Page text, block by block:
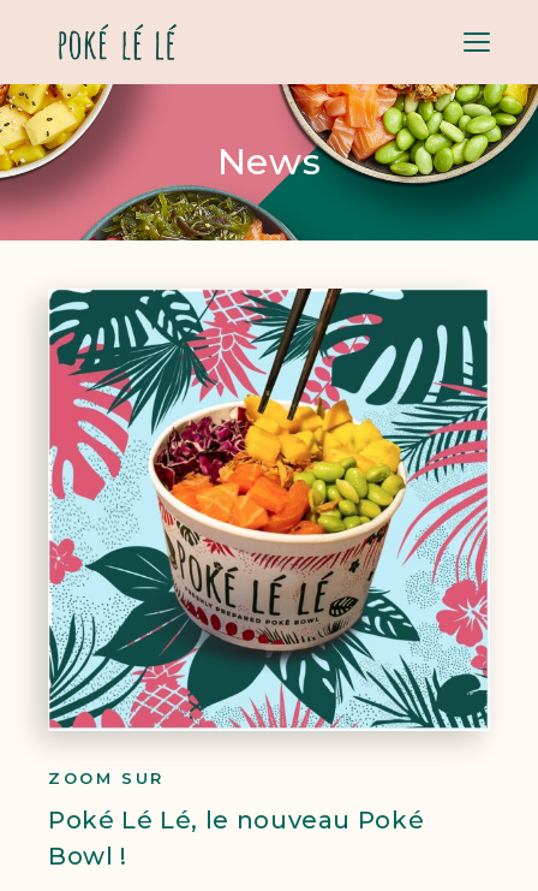
Menu
News
ZOOM SUR
Poké Lé Lé, le nouveau Poké
Bowl !